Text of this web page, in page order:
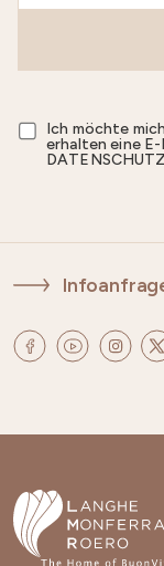
Ich möchte
erhalten eine